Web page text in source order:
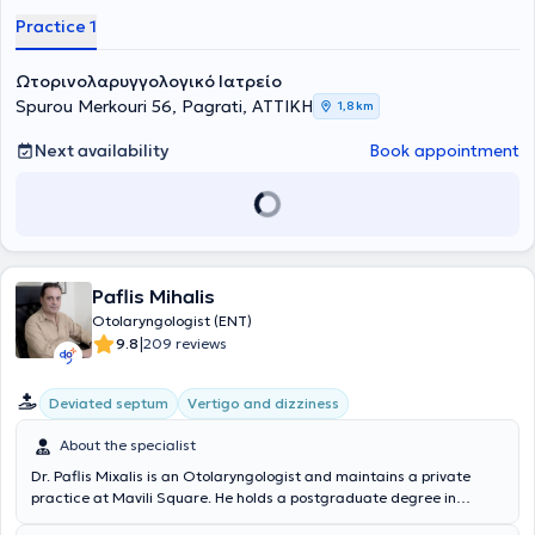
trained in the field of General Surgery at the 2nd Surgical
Department of the Konstantopouleio General Hospital of Nea Ionia
"Agia Olga." She specialized in Otolaryngology at the 1st University
Clinic of the General Hospital of Athens "Hippocratio," where she
obtained her specialty title in 2007. Subsequently, she worked at the
Neonatal Hearing Loss Early Detection Program. Since 2010, she
of the Athens Rhinology Group. She manages cases covering the
published scientific studies, both in foreign languages and in Greek,
and has participated in numerous scientific conferences. Finally, she
is a member of the Athens Medical Association, the Hellenic
Rhinologic Society, and the European Rhinologic Society.
Practice 1
Ωτορινολαρυγγολογικό Ιατρείο
Spurou Merkouri 56, Pagrati, ΑΤΤΙΚΗ
1,8 km
Next availability Book appointment
Paflis Mihalis
Otolaryngologist (ENT)
9.8|209 reviews
Deviated septum Vertigo and dizziness
About the specialist
Dr. Paflis Mixalis is an Otolaryngologist and maintains a private
practice at Mavili Square. He holds a postgraduate degree in